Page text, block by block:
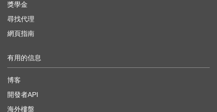
獎學金
尋找代理
網頁指南
有用的信息
博客
開發者API
海外樓盤